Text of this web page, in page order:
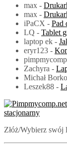
max -
max -
iPaCX - Pad
LQ - Tablet
laptop ek -
eryr123 -
pimpmycomp
Zachyra -
Michał
Leszek88 -
Złóż/Wybierz swój